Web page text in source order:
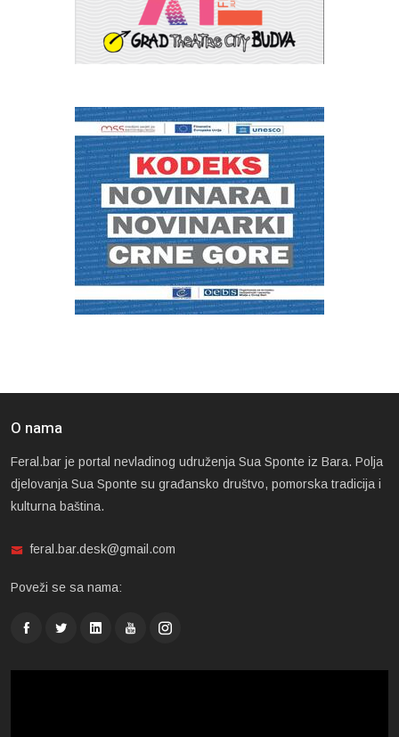
O nama
Feral.bar je portal nevladinog udruženja Sua Sponte iz Bara. Polja
djelovanja Sua Sponte su građansko društvo, pomorska tradicija i
kulturna baština.
feral.bar.desk@gmail.com
Poveži se sa nama: